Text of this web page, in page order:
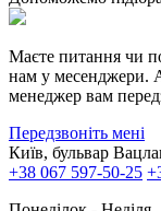
Маєте питання чи
нам у месенджери.
менеджер вам
Передзвоніть мені
Київ, бульвар
+38 067 597-50-25